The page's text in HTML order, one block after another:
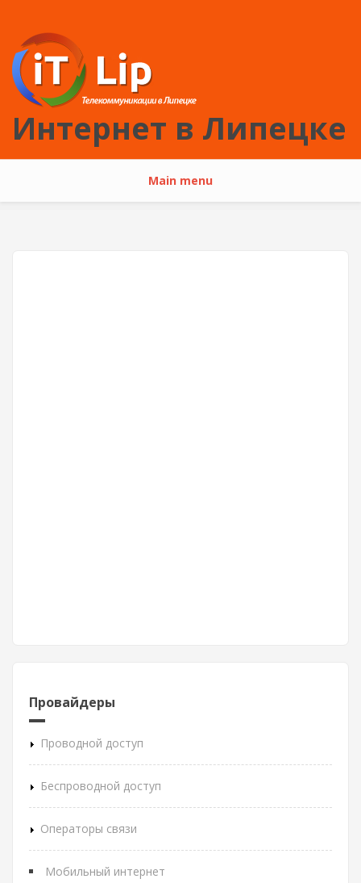
Интернет в Липецке
Main menu
Провайдеры
Проводной доступ
Беспроводной доступ
Операторы связи
Мобильный интернет